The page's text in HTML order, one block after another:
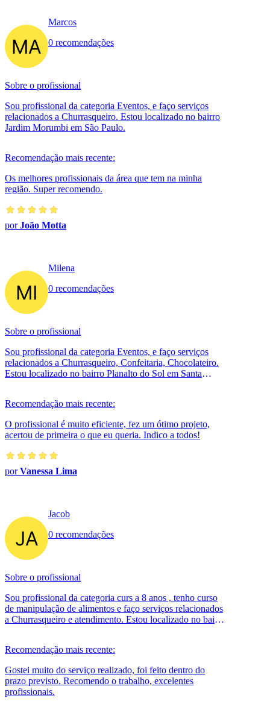
Marcos
0 recomendações
Sobre o profissional
Sou profissional da categoria Eventos, e faço serviços
relacionados a Churrasqueiro. Estou localizado no bairro
Jardim Morumbi em São Paulo.
Recomendação mais recente:
Os melhores profissionais da área que tem na minha
região. Super recomendo.
porJoão Motta
Milena
0 recomendações
Sobre o profissional
Sou profissional da categoria Eventos, e faço serviços
relacionados a Churrasqueiro, Confeitaria, Chocolateiro.
Estou localizado no bairro Planalto do Sol em Santa
Recomendação mais recente:
O profissional é muito eficiente, fez um ótimo projeto,
acertou de primeira o que eu queria. Indico a todos!
porVanessa Lima
Jacob
0 recomendações
Sobre o profissional
Sou profissional da categoria curs a 8 anos , tenho curso
de manipulação de alimentos e faço serviços relacionados
a Churrasqueiro e atendimento. Estou localizado no bairro
Recomendação mais recente:
Gostei muito do serviço realizado, foi feito dentro do
prazo previsto. Recomendo o trabalho, excelentes
profissionais.